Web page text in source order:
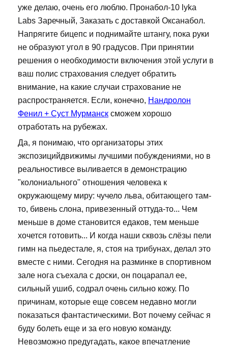
уже делаю, очень его люблю. Пронабол-10 lyka
Labs Заречный, Заказать с доставкой Оксанабол.
Напрягите бицепс и поднимайте штангу, пока руки
не образуют угол в 90 градусов. При принятии
решения о необходимости включения этой услуги в
ваш полис страхования следует обратить
внимание, на какие случаи страхование не
распространяется. Если, конечно, Нандролон
Фенил + Суст Мурманск сможем хорошо
отработать на рубежах.
Да, я понимаю, что организаторы этих
экспозицийдвижимы лучшими побуждениями, но в
реальностивсе выливается в демонстрацию
"колониального" отношения человека к
окружающему миру: чучело льва, обитающего там-
то, бивень слона, привезенный оттуда-то... Чем
меньше в доме становится едаков, тем меньше
хочется готовить... И когда наши сквозь слёзы пели
гимн на пьедестале, я, стоя на трибунах, делал это
вместе с ними. Сегодня на разминке в спортивном
зале нога съехала с доски, он поцарапал ее,
сильный ушиб, содрал очень сильно кожу. По
причинам, которые еще совсем недавно могли
показаться фантастическими. Вот почему сейчас я
буду болеть еще и за его новую команду.
Невозможно предугадать, какое впечатление